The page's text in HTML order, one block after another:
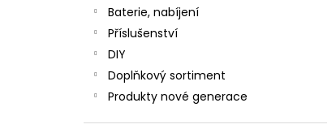
Baterie, nabíjení
Příslušenství
DIY
Doplňkový sortiment
Produkty nové generace
JOYETECH BF SS316 ATOMIZER 0,6OHM
57 Kč